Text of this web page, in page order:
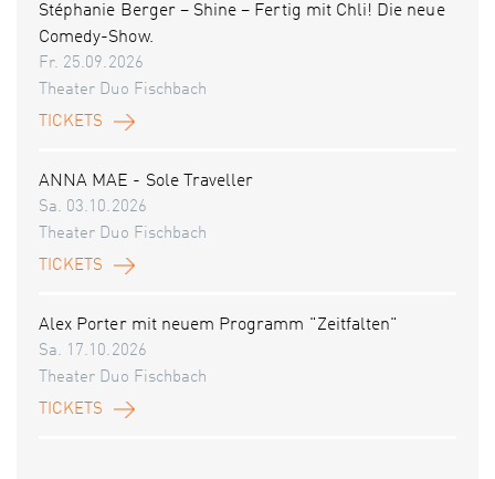
Stéphanie Berger – Shine – Fertig mit Chli! Die neue
Comedy-Show.
Fr. 25.09.2026
Theater Duo Fischbach
TICKETS
ANNA MAE - Sole Traveller
Sa. 03.10.2026
Theater Duo Fischbach
TICKETS
Alex Porter mit neuem Programm "Zeitfalten"
Sa. 17.10.2026
Theater Duo Fischbach
TICKETS